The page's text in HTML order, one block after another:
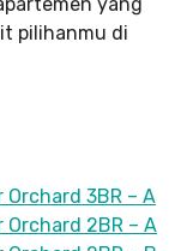
pilihanmu di
3BR – A
2BR – A